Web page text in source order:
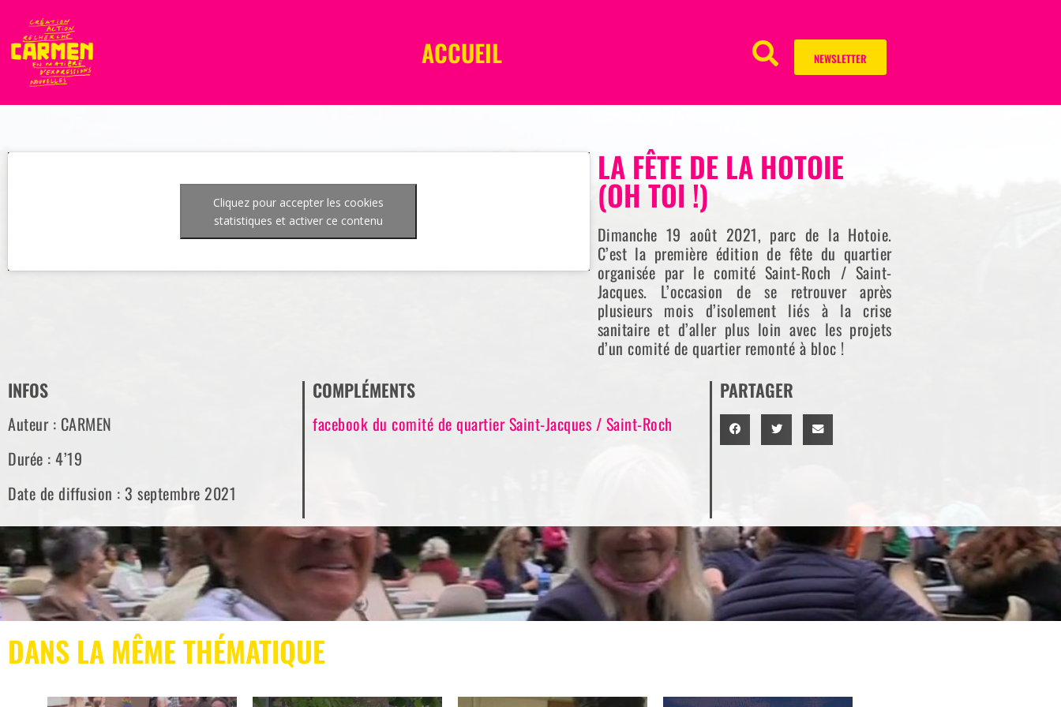
ACCUEIL NEWSLETTER
Cliquez pour accepter les cookies
statistiques et activer ce contenu
LA FÊTE DE LA HOTOIE
(OH TOI !)
Dimanche 19 août 2021, parc de la Hotoie.
C’est la première édition de fête du quartier
organisée par le comité Saint-Roch / Saint-
Jacques. L’occasion de se retrouver après
plusieurs mois d’isolement liés à la crise
sanitaire et d’aller plus loin avec les projets
d’un comité de quartier remonté à bloc !
INFOS
Auteur : CARMEN
Durée : 4’19
Date de diffusion : 3 septembre 2021
COMPLÉMENTS
facebook du comité de quartier Saint-Jacques / Saint-Roch
PARTAGER
DANS LA MÊME THÉMATIQUE